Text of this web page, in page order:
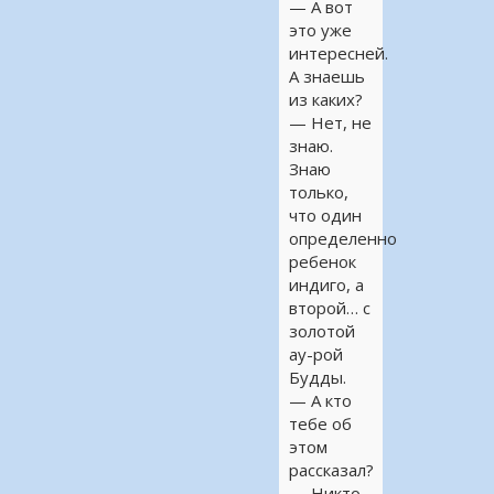
— А вот
это уже
интересней.
А знаешь
из каких?
— Нет, не
знаю.
Знаю
только,
что один
определенно
ребенок
индиго, а
второй… с
золотой
ау-рой
Будды.
— А кто
тебе об
этом
рассказал?